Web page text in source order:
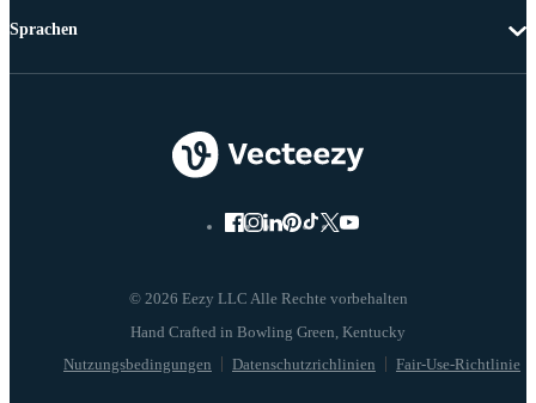
© 2026 Eezy LLC Alle Rechte vorbehalten
Nutzungsbedingungen Datenschutzrichlinien Fair-Use-Richtlinie
Sprachen